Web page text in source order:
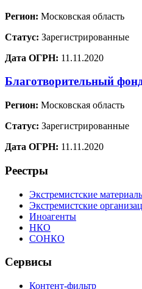
Регион: Московская область
Статус: Зарегистрированные
Дата ОГРН: 11.11.2020
Благотворительный
Регион: Московская область
Статус: Зарегистрированные
Дата ОГРН: 11.11.2020
Реестры
Экстремистские
Экстремистские
Иноагенты
НКО
СОНКО
Сервисы
Контент-фильтр